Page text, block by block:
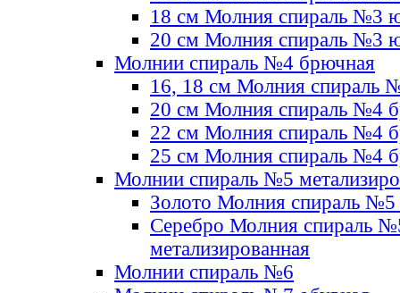
18 см Молния спираль №3
20 см Молния спираль №3
Молнии спираль №4 брючная
16, 18 см Молния спираль
20 см Молния спираль №4
22 см Молния спираль №4
25 см Молния спираль №4
Молнии спираль №5
Золото Молния спираль №5
Серебро Молния спираль
метализированная
Молнии спираль №6